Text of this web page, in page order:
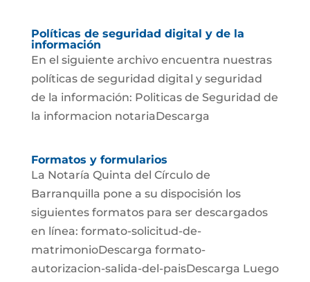
Políticas de seguridad digital y de la
información
En el siguiente archivo encuentra nuestras
políticas de seguridad digital y seguridad
de la información: Politicas de Seguridad de
la informacion notariaDescarga
Formatos y formularios
La Notaría Quinta del Círculo de
Barranquilla pone a su dispocisión los
siguientes formatos para ser descargados
en línea: formato-solicitud-de-
matrimonioDescarga formato-
autorizacion-salida-del-paisDescarga Luego